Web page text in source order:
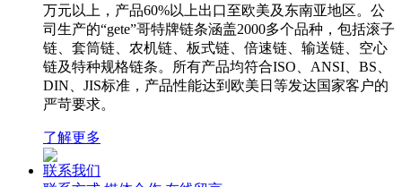
万元以上，产品60%以上出口至欧美及东南亚地区。公
司生产的“gete”哥特牌链条涵盖2000多个品种，包括滚子
链、套筒链、农机链、板式链、倍速链、输送链、空心
链及特种规格链条。所有产品均符合ISO、ANSI、BS、
DIN、JIS标准，产品性能达到欧美日等发达国家客户的
严苛要求。
了解更多
联系我们